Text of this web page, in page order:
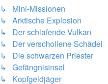
↳ Mini-Missionen
↳ Arktische Explosion
↳ Der schlafende Vulkan
↳ Der verschollene Schädel
↳ Die schwarzen Priester
↳ Gefängnisinsel
↳ Kopfgeldjäger